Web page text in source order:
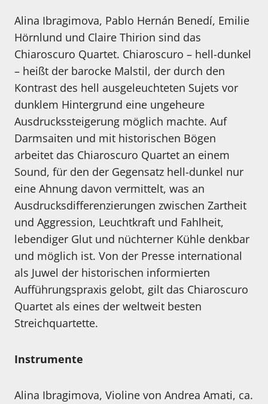
Alina Ibragimova, Pablo Hernán Benedí, Emilie
Hörnlund und Claire Thirion sind das
Chiaroscuro Quartet. Chiaroscuro – hell-dunkel
– heißt der barocke Malstil, der durch den
Kontrast des hell ausgeleuchteten Sujets vor
dunklem Hintergrund eine ungeheure
Ausdruckssteigerung möglich machte. Auf
Darmsaiten und mit historischen Bögen
arbeitet das Chiaroscuro Quartet an einem
Sound, für den der Gegensatz hell-dunkel nur
eine Ahnung davon vermittelt, was an
Ausdrucksdifferenzierungen zwischen Zartheit
und Aggression, Leuchtkraft und Fahlheit,
lebendiger Glut und nüchterner Kühle denkbar
und möglich ist. Von der Presse international
als Juwel der historischen informierten
Aufführungspraxis gelobt, gilt das Chiaroscuro
Quartet als eines der weltweit besten
Streichquartette.
Instrumente
Alina Ibragimova, Violine von Andrea Amati, ca.